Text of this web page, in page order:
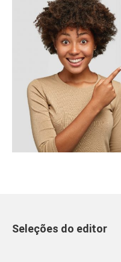
Seleções do editor